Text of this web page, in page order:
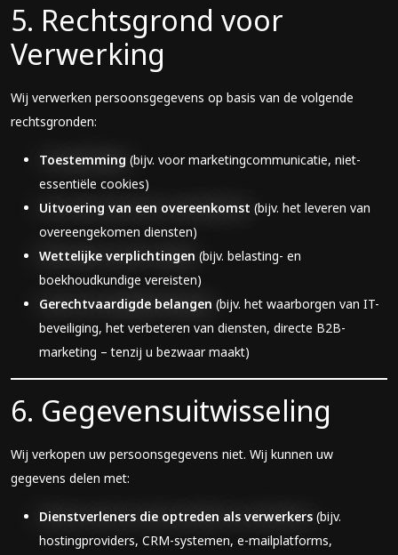
5. Rechtsgrond voor
Verwerking
Wij verwerken persoonsgegevens op basis van de volgende
rechtsgronden:
Toestemming (bijv. voor marketingcommunicatie, niet-
essentiële cookies)
Uitvoering van een overeenkomst (bijv. het leveren van
overeengekomen diensten)
Wettelijke verplichtingen (bijv. belasting- en
boekhoudkundige vereisten)
Gerechtvaardigde belangen (bijv. het waarborgen van IT-
beveiliging, het verbeteren van diensten, directe B2B-
marketing – tenzij u bezwaar maakt)
6. Gegevensuitwisseling
Wij verkopen uw persoonsgegevens niet. Wij kunnen uw
gegevens delen met:
Dienstverleners die optreden als verwerkers (bijv.
hostingproviders, CRM-systemen, e-mailplatforms,